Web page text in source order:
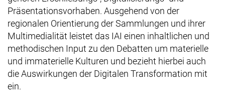
Präsentationsvorhaben. Ausgehend von der
regionalen Orientierung der Sammlungen und ihrer
Multimedialität leistet das IAI einen inhaltlichen und
methodischen Input zu den Debatten um materielle
und immaterielle Kulturen und bezieht hierbei auch
die Auswirkungen der Digitalen Transformation mit
ein.